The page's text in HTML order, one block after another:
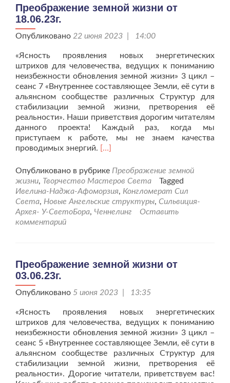
Преображение земной жизни от
18.06.23г.
Опубликовано 22 июня 2023 | 14:00
«Ясность проявления новых энергетических
штрихов для человечества, ведущих к пониманию
неизбежности обновления земной жизни» 3 цикл –
сеанс 7 «Внутреннее составляющее Земли, её сути в
альянсном сообществе различных Структур для
стабилизации земной жизни, претворения её
реальности». Наши приветствия дорогим читателям
данного проекта! Каждый раз, когда мы
приступаем к работе, мы не знаем качества
проводимых энергий. Читать
проПреображение
земной
жизни
от
18.06.23г.
[…]
Опубликовано в рубрике Преображение земной
жизни, Творчество Мастеров Света
Tagged
Ивелина-Наджа-Афоморзия, Конгломерат Сил
Света, Новые Ангельские структуры, Сильвиция-
Архея- У-СветоБора, Ченнелинг
Оставить
комментарий
Преображение земной жизни от
03.06.23г.
Опубликовано 5 июня 2023 | 13:35
«Ясность проявления новых энергетических
штрихов для человечества, ведущих к пониманию
неизбежности обновления земной жизни» 3 цикл –
сеанс 5 «Внутреннее составляющее Земли, её сути в
альянсном сообществе различных Структур для
стабилизации земной жизни, претворения её
реальности». Дорогие читатели, приветствуем вас!